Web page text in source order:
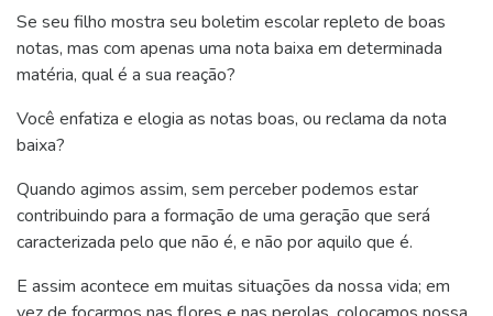
Se seu filho mostra seu boletim escolar repleto de boas
notas, mas com apenas uma nota baixa em determinada
matéria, qual é a sua reação?
Você enfatiza e elogia as notas boas, ou reclama da nota
baixa?
Quando agimos assim, sem perceber podemos estar
contribuindo para a formação de uma geração que será
caracterizada pelo que não é, e não por aquilo que é.
E assim acontece em muitas situações da nossa vida; em